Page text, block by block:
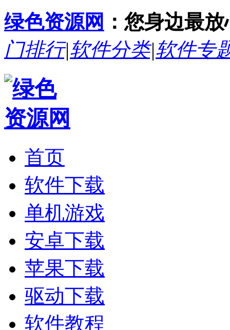
绿色资源网 ：您身边最
门排行|软件分类|软件专
首页
软件下载
单机游戏
安卓下载
苹果下载
驱动下载
软件教程